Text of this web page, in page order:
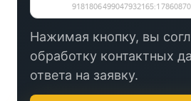
Нажимая кнопку, вы
обработку контактных
ответа на заявку.